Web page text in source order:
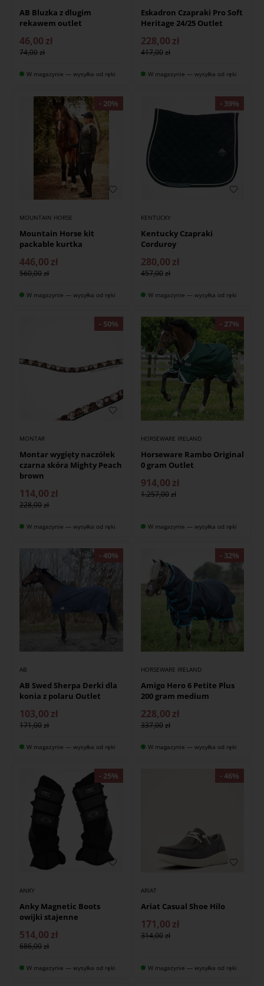
AB Bluzka z dlugim
rekawem outlet
46,00 zł
74,00
W magazynie — wysyłka od ręki
Eskadron Czapraki Pro Soft
Heritage 24/25 Outlet
228,00 zł
417,00
W magazynie — wysyłka od ręki
MOUNTAIN HORSE
Mountain Horse kit
packable kurtka
446,00 zł
560,00
W magazynie — wysyłka od ręki
KENTUCKY
Kentucky Czapraki
Corduroy
280,00 zł
457,00
W magazynie — wysyłka od ręki
MONTAR
Montar wygięty naczółek
czarna skóra Mighty Peach
brown
114,00 zł
228,00
W magazynie — wysyłka od ręki
HORSEWARE IRELAND
Horseware Rambo Original
0 gram Outlet
914,00 zł
1.257,00
W magazynie — wysyłka od ręki
AB
AB Swed Sherpa Derki dla
konia z polaru Outlet
103,00 zł
171,00
W magazynie — wysyłka od ręki
HORSEWARE IRELAND
Amigo Hero 6 Petite Plus
200 gram medium
228,00 zł
337,00
W magazynie — wysyłka od ręki
ANKY
Anky Magnetic Boots
owijki stajenne
514,00 zł
686,00
W magazynie — wysyłka od ręki
ARIAT
Ariat Casual Shoe Hilo
171,00 zł
314,00
W magazynie — wysyłka od ręki